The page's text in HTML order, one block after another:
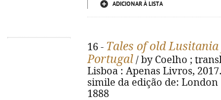
ADICIONAR À LISTA
16 - Tales of old
Portugal / by Coelho ;
Lisboa : Apenas Livros,
simile da edição de: London
1888